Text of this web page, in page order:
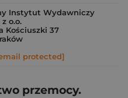
Instytut Wydawniczy
o.o.
Kościuszki 37
protected]
przemocy.